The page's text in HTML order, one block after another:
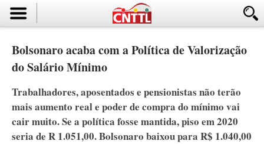
Bolsonaro acaba com a Política de Valorização
do Salário Mínimo
Trabalhadores, aposentados e pensionistas não terão
mais aumento real e poder de compra do mínimo vai
cair muito. Se a política fosse mantida, piso em 2020
seria de R 1.051,00. Bolsonaro baixou para R$ 1.040,00